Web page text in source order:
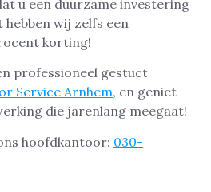
u een duurzame investering
wij zelfs een
korting!
professioneel gestuct
Service Arnhem, en geniet
die jarenlang meegaat!
hoofdkantoor: 030-